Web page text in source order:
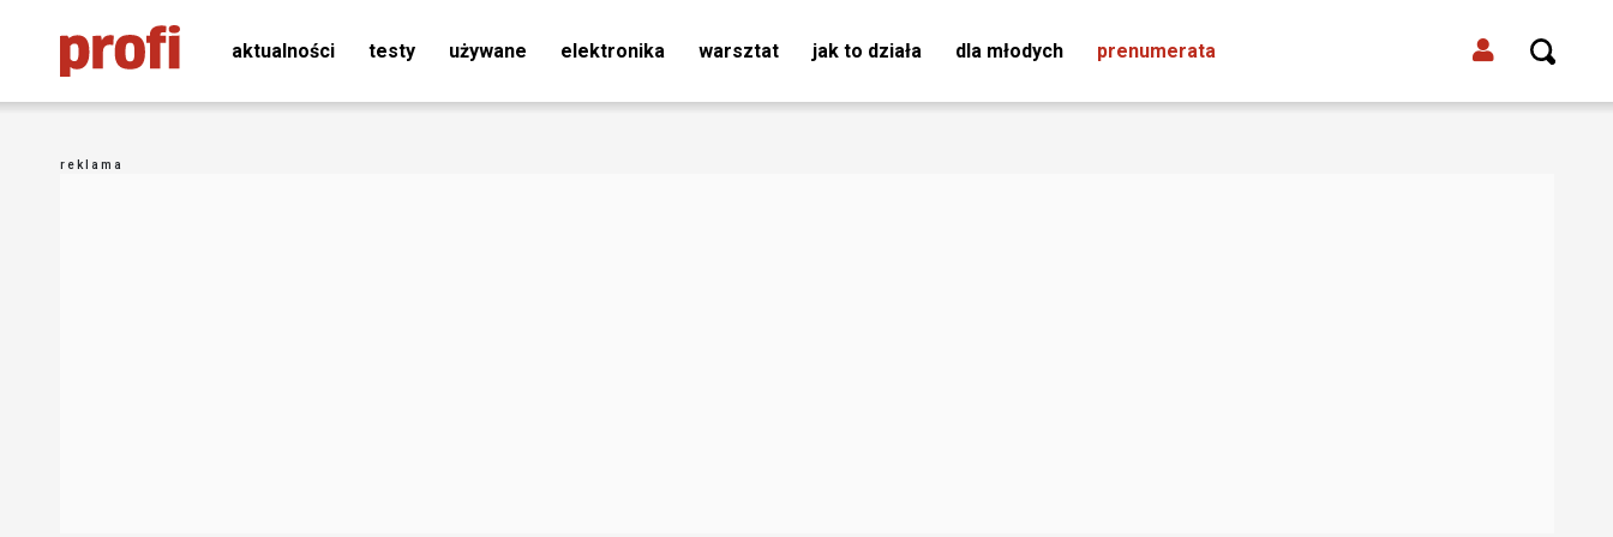
aktualności testy używane elektronika warsztat jak to działa dla młodych prenumerata